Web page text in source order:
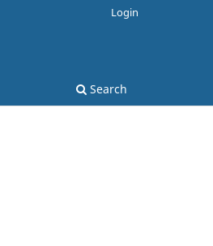
Search
Login